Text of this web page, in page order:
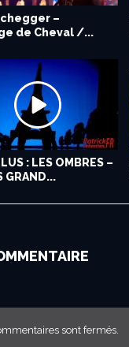
–
de Cheval /...
: LES OMBRES –
GRAND...
sont fermés.